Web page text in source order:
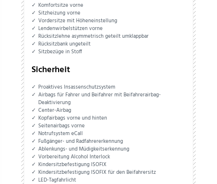
Komfortsitze vorne
Sitzheizung vorne
Vordersitze mit Höheneinstellung
Lendenwirbelstützen vorne
Rücksitzlehne asymmetrisch geteilt umklappbar
Rücksitzbank ungeteilt
Sitzbezüge in Stoff
Sicherheit
Proaktives Insassenschutzsystem
Airbags für Fahrer und Beifahrer mit Beifahrerairbag-
Deaktivierung
Center-Airbag
Kopfairbags vorne und hinten
Seitenairbags vorne
Notrufsystem eCall
Fußgänger- und Radfahrererkennung
Ablenkungs- und Müdigkeitserkennung
Vorbereitung Alcohol Interlock
Kindersitzbefestigung ISOFIX
Kindersitzbefestigung ISOFIX für den Beifahrersitz
LED-Tagfahrlicht